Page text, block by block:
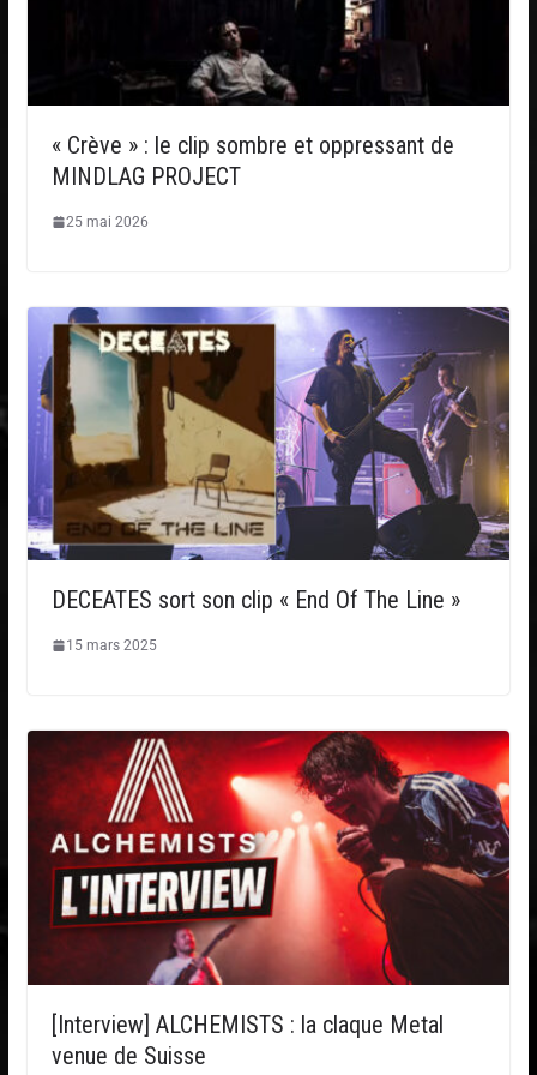
« Crève » : le clip sombre et oppressant de
MINDLAG PROJECT
25 mai 2026
DECEATES sort son clip « End Of The Line »
15 mars 2025
[Interview] ALCHEMISTS : la claque Metal
venue de Suisse